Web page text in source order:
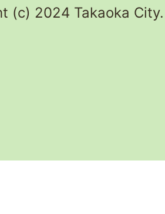
(c) 2024 Takaoka